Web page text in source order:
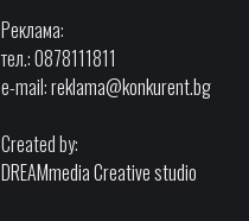
Реклама:
тел.: 0878111811
e-mail:reklama@konkurent.bg
Created by:
DREAMmedia Creative studio